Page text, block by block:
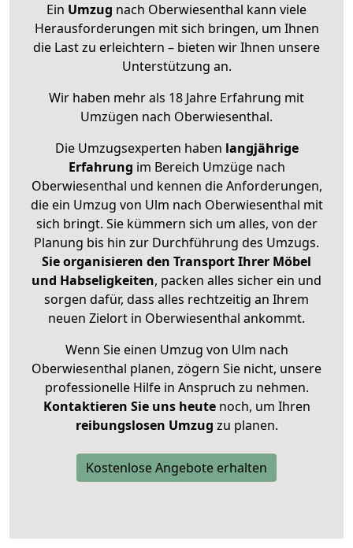
Ein Umzug nach Oberwiesenthal kann viele
Herausforderungen mit sich bringen, um Ihnen
die Last zu erleichtern – bieten wir Ihnen unsere
Unterstützung an.
Wir haben mehr als 18 Jahre Erfahrung mit
Umzügen nach Oberwiesenthal.
Die Umzugsexperten haben langjährige
Erfahrung im Bereich Umzüge nach
Oberwiesenthal und kennen die Anforderungen,
die ein Umzug von Ulm nach Oberwiesenthal mit
sich bringt. Sie kümmern sich um alles, von der
Planung bis hin zur Durchführung des Umzugs.
Sie organisieren den Transport Ihrer Möbel
und Habseligkeiten, packen alles sicher ein und
sorgen dafür, dass alles rechtzeitig an Ihrem
neuen Zielort in Oberwiesenthal ankommt.
Wenn Sie einen Umzug von Ulm nach
Oberwiesenthal planen, zögern Sie nicht, unsere
professionelle Hilfe in Anspruch zu nehmen.
Kontaktieren Sie uns heutenoch, um Ihren
reibungslosen Umzug zu planen.
Kostenlose Angebote erhalten